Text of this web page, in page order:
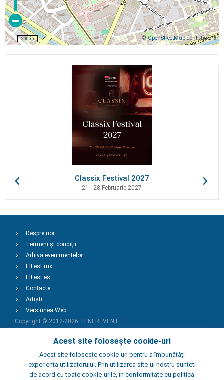
©OpenStreetMapcontributors
200 m
Classix Festival 2027
21 - 28 Februarie 2027
Acest site folosește cookie-uri
Acest site foloseste cookie-uri pentru a îmbunătăți
experiența utilizatorului. Prin utilizarea site-ul nostru sunteti
de acord cu toate cookie-urile, în conformitate cu politica
Despre noi
Termeni și condiții
Arhiva evenimentelor
ElFest.mx
ElFest.es
Contacte
Artiști
Versiunea Web
Copyright © 2012-2026 TENEREVENT
Adaugă Eveniment